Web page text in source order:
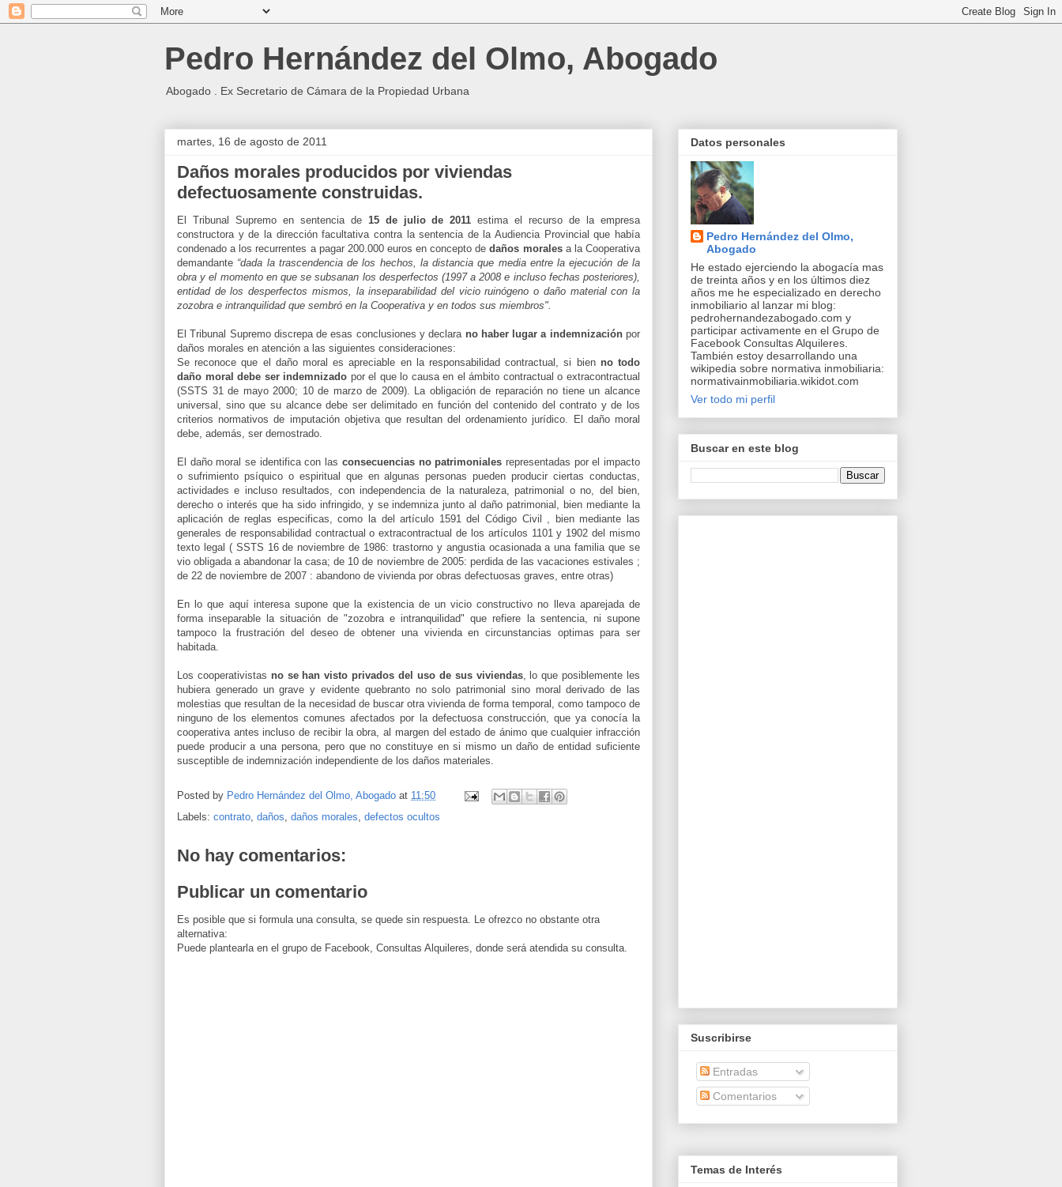
Pedro Hernández del Olmo, Abogado
Abogado . Ex Secretario de Cámara de la Propiedad Urbana
martes, 16 de agosto de 2011
Daños morales producidos por viviendas
defectuosamente construidas.
El Tribunal Supremo en sentencia de 15 de julio de 2011 estima el recurso de la empresa
constructora y de la dirección facultativa contra la sentencia de la Audiencia Provincial que había
condenado a los recurrentes a pagar 200.000 euros en concepto dedaños moralesa la Cooperativa
demandante “dada la trascendencia de los hechos, la distancia que media entre la ejecución de la
obra y el momento en que se subsanan los desperfectos (1997 a 2008 e incluso fechas posteriores),
entidad de los desperfectos mismos, la inseparabilidad del vicio ruinógeno o daño material con la
zozobra e intranquilidad que sembró en la Cooperativa y en todos sus miembros".
El Tribunal Supremo discrepa de esas conclusiones y declara no haber lugar a indemnizaciónpor
daños morales en atención a las siguientes consideraciones:
Se reconoce que el daño moral es apreciable en la responsabilidad contractual, si bien no todo
daño moral debe ser indemnizado por el que lo causa en el ámbito contractual o extracontractual
(SSTS 31 de mayo 2000; 10 de marzo de 2009). La obligación de reparación no tiene un alcance
universal, sino que su alcance debe ser delimitado en función del contenido del contrato y de los
criterios normativos de imputación objetiva que resultan del ordenamiento jurídico. El daño moral
debe, además, ser demostrado.
El daño moral se identifica con las consecuencias no patrimoniales representadas por el impacto
o sufrimiento psíquico o espiritual que en algunas personas pueden producir ciertas conductas,
actividades e incluso resultados, con independencia de la naturaleza, patrimonial o no, del bien,
derecho o interés que ha sido infringido, y se indemniza junto al daño patrimonial, bien mediante la
aplicación de reglas especificas, como la del artículo 1591 del Código Civil , bien mediante las
generales de responsabilidad contractual o extracontractual de los artículos 1101 y 1902 del mismo
texto legal ( SSTS 16 de noviembre de 1986: trastorno y angustia ocasionada a una familia que se
vio obligada a abandonar la casa; de 10 de noviembre de 2005: perdida de las vacaciones estivales ;
de 22 de noviembre de 2007 : abandono de vivienda por obras defectuosas graves, entre otras)
En lo que aquí interesa supone que la existencia de un vicio constructivo no lleva aparejada de
forma inseparable la situación de "zozobra e intranquilidad" que refiere la sentencia, ni supone
tampoco la frustración del deseo de obtener una vivienda en circunstancias optimas para ser
habitada.
Los cooperativistas no se han visto privados del uso de sus viviendas, lo que posiblemente les
hubiera generado un grave y evidente quebranto no solo patrimonial sino moral derivado de las
molestias que resultan de la necesidad de buscar otra vivienda de forma temporal, como tampoco de
ninguno de los elementos comunes afectados por la defectuosa construcción, que ya conocía la
cooperativa antes incluso de recibir la obra, al margen del estado de ánimo que cualquier infracción
puede producir a una persona, pero que no constituye en si mismo un daño de entidad suficiente
susceptible de indemnización independiente de los daños materiales.
Posted by Pedro Hernández del Olmo, Abogado at 11:50
Labels: contrato, daños, daños morales, defectos ocultos
No hay comentarios:
Publicar un comentario
Es posible que si formula una consulta, se quede sin respuesta. Le ofrezco no obstante otra
alternativa:
Puede plantearla en el grupo de Facebook, Consultas Alquileres, donde será atendida su consulta.
Datos personales
Pedro Hernández del Olmo,
Abogado
He estado ejerciendo la abogacía mas
de treinta años y en los últimos diez
años me he especializado en derecho
inmobiliario al lanzar mi blog:
pedrohernandezabogado.com y
participar activamente en el Grupo de
Facebook Consultas Alquileres.
También estoy desarrollando una
wikipedia sobre normativa inmobiliaria:
normativainmobiliaria.wikidot.com
Ver todo mi perfil
Buscar en este blog
Suscribirse
Entradas
Comentarios
Temas de Interés